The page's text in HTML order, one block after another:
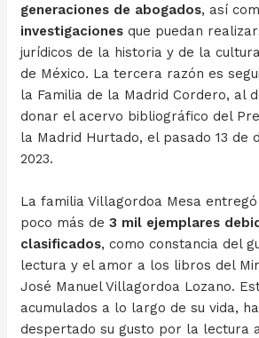
generaciones de abogados, así
investigaciones que puedan
jurídicos de la historia y de la
de México. La tercera razón es
la Familia de la Madrid Cordero, al
donar el acervo bibliográfico del
la Madrid Hurtado, el pasado 13 de
2023.
La familia Villagordoa Mesa
poco más de3 mil ejemplares
clasificados, como constancia del
lectura y el amor a los libros del
José Manuel Villagordoa Lozano.
acumulados a lo largo de su vida,
despertado su gusto por la lectura